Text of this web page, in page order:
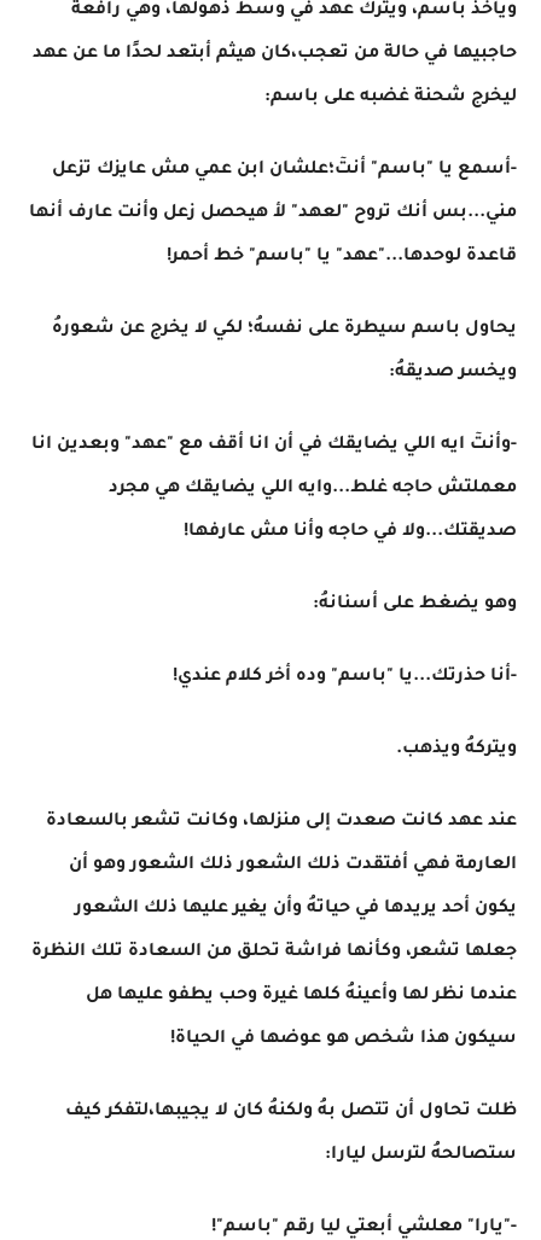
ويأخذ باسم، ويترك عهد في وسط ذهولها، وهي رافعة
حاجبيها في حالة من تعجب،كان هيثم أبتعد لحدًا ما عن عهد
ليخرج شحنة غضبه على باسم:
-أسمع يا "باسم" أنتٓ؛علشان ابن عمي مش عايزك تزعل
مني...بس أنك تروح "لعهد" لأ هيحصل زعل وأنت عارف أنها
قاعدة لوحدها..."عهد" يا "باسم" خط أحمر!
يحاول باسم سيطرة على نفسهُ؛ لكي لا يخرج عن شعورهُ
ويخسر صديقهُ:
-وأنتٓ ايه اللي يضايقك في أن انا أقف مع "عهد" وبعدين انا
معملتش حاجه غلط...وايه اللي يضايقك هي مجرد
صديقتك...ولا في حاجه وأنا مش عارفها!
وهو يضغط على أسنانهُ:
-أنا حذرتك...يا "باسم" وده أخر كلام عندي!
ويتركهُ ويذهب.
عند عهد كانت صعدت إلى منزلها، وكانت تشعر بالسعادة
العارمة فهي أفتقدت ذلك الشعور ذلك الشعور وهو أن
يكون أحد يريدها في حياتهُ وأن يغير عليها ذلك الشعور
جعلها تشعر، وكأنها فراشة تحلق من السعادة تلك النظرة
عندما نظر لها وأعينهُ كلها غيرة وحب يطفو عليها هل
سيكون هذا شخص هو عوضها في الحياة!
ظلت تحاول أن تتصل بهُ ولكنهُ كان لا يجيبها،لتفكر كيف
ستصالحهُ لترسل ليارا:
-"يارا" معلشي أبعتي ليا رقم "باسم"!